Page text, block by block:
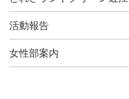
活動報告
女性部案内